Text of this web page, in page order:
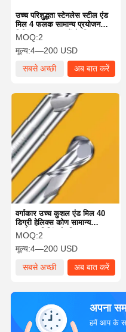
उच्च परिशुद्धता स्टेनलेस स्टील एंड
मिल 4 फलक सामान्य प्रयोजन
मिलिंग आवश्यकताओं के लिए
MOQ:2
मूल्य:4—200 USD
सबसे अच्छी
अब बात करें
वर्गाकार उच्च कुशल एंड मिल 40
डिग्री हेलिक्स कोण सामान्य
प्रयोजन मिलिंग के लिए
MOQ:2
मूल्य:4—200 USD
सबसे अच्छी
अब बात करें
अपना
हमें आप के